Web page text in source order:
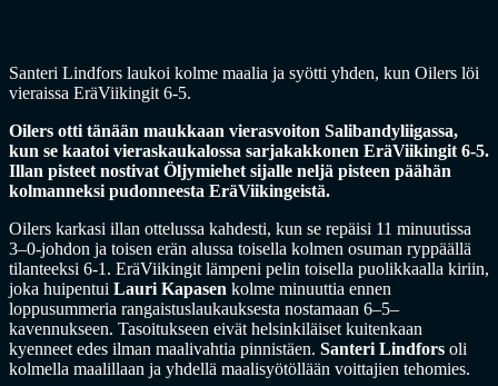
Santeri Lindfors laukoi kolme maalia ja syötti yhden, kun Oilers löi
vieraissa EräViikingit 6-5.
Oilers otti tänään maukkaan vierasvoiton Salibandyliigassa,
kun se kaatoi vieraskaukalossa sarjakakkonen EräViikingit 6-5.
Illan pisteet nostivat Öljymiehet sijalle neljä pisteen päähän
kolmanneksi pudonneesta EräViikingeistä.
Oilers karkasi illan ottelussa kahdesti, kun se repäisi 11 minuutissa
3–0-johdon ja toisen erän alussa toisella kolmen osuman ryppäällä
tilanteeksi 6-1. EräViikingit lämpeni pelin toisella puolikkaalla kiriin,
joka huipentui Lauri Kapasen kolme minuuttia ennen
loppusummeria rangaistuslaukauksesta nostamaan 6–5–
kavennukseen. Tasoitukseen eivät helsinkiläiset kuitenkaan
kyenneet edes ilman maalivahtia pinnistäen. Santeri Lindfors oli
kolmella maalillaan ja yhdellä maalisyötöllään voittajien tehomies.